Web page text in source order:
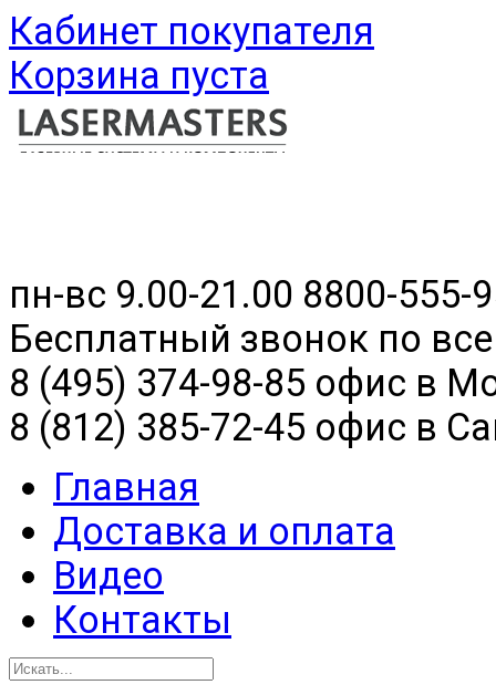
Кабинет покупателя
Корзина пуста
пн-вс 9.00-21.00 8800-555-
Бесплатный звонок по
8 (495) 374-98-85 офис в
8 (812) 385-72-45 офис в
Главная
Доставка и оплата
Видео
Контакты